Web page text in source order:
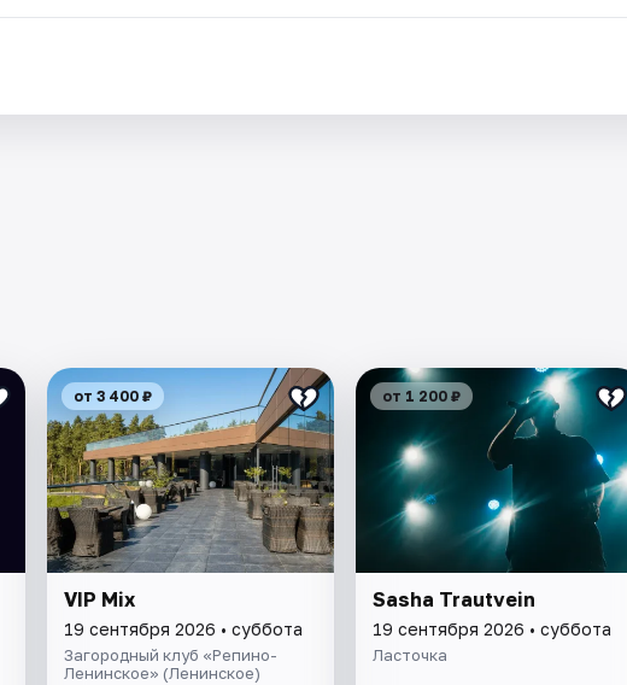
от 3 400 ₽
VIP Mix
19 сентября 2026 • суббота
Загородный клуб «Репино-
Ленинское» (Ленинское)
от 1 200 ₽
Sasha Trautvein
19 сентября 2026 • суббота
Ласточка